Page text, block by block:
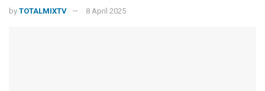
by TOTALMIXTV 8 April 2025